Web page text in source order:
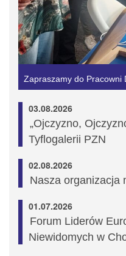
Zapraszamy do Pracowni
03.08.2026
„Ojczyzno,
Tyflogalerii PZN
02.08.2026
Nasza organizacja
01.07.2026
Forum Liderów
Niewidomych w